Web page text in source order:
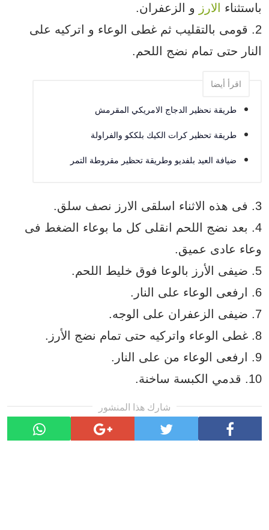
باستثناء
الارز
و الزعفران.
2. قومى بالتقليب ثم غطى الوعاء و اتركيه على
النار حتى تمام نضج اللحم.
اقرأ أيضا
طريقة نحظير الدجاج الامريكي المقرمش
طريقة تحظير كرات الكيك بلككو والفراولة
ضيافة العيد بلفديو وطريقة تحظير مقروطة التمر
3. فى هذه الاثناء اسلقى الارز نصف سلق.
4. بعد نضج اللحم انقلى كل ما بوعاء الضغط فى
وعاء عادى عميق.
5. ضيفى الأرز بالوعا فوق خليط اللحم.
6. ارفعى الوعاء على النار.
7. ضيفى الزعفران على الوجه.
8. غطى الوعاء واتركيه حتى تمام نضج الأرز.
9. ارفعى الوعاء من على النار.
10. قدمي الكبسة ساخنة.
شارك هذا المنشور